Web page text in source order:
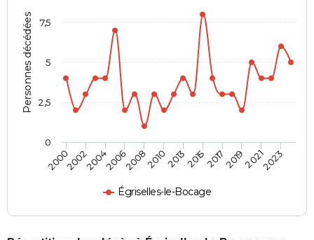
Personnes décédées
Égriselles-le-Bocage
200020022004200620082010201320152017201920212023
0
2,5
5
7,5